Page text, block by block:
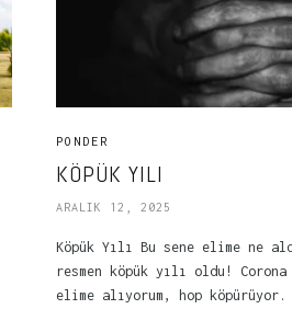
PONDER
KÖPÜK YILI
ARALIK 12, 2025
Köpük Yılı Bu sene elime ne
resmen köpük yılı oldu!
elime alıyorum, hop